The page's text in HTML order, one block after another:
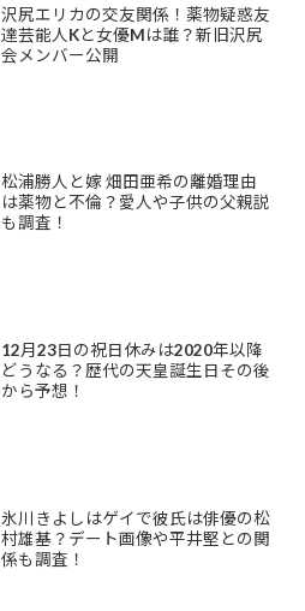
沢尻エリカの交友関係！薬物疑惑友
達芸能人Kと女優Mは誰？新旧沢尻
会メンバー公開
松浦勝人と嫁 畑田亜希の離婚理由
は薬物と不倫？愛人や子供の父親説
も調査！
12月23日の祝日休みは2020年以降
どうなる？歴代の天皇誕生日その後
から予想！
氷川きよしはゲイで彼氏は俳優の松
村雄基？デート画像や平井堅との関
係も調査！